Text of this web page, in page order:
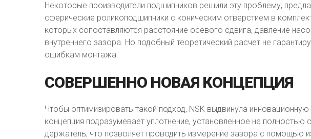
Некоторые производители подшипников решили эту проблему,
сферические роликоподшипники с коническим отверстием в
которых сопоставляются расстояние осевого сдвига, давление
внутреннего зазора. Но подобный теоретический расчет не
ошибкам монтажа.
СОВЕРШЕННО НОВАЯ КОНЦЕПЦИЯ
Чтобы оптимизировать такой подход, NSK выдвинула
концепция подразумевает уплотнение, установленное на
держатель, что позволяет проводить измерение зазора с помощью